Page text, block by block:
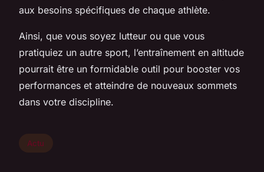
aux besoins spécifiques de chaque athlète.
Ainsi, que vous soyez lutteur ou que vous
pratiquiez un autre sport, l’entraînement en altitude
pourrait être un formidable outil pour booster vos
performances et atteindre de nouveaux sommets
dans votre discipline.
Actu